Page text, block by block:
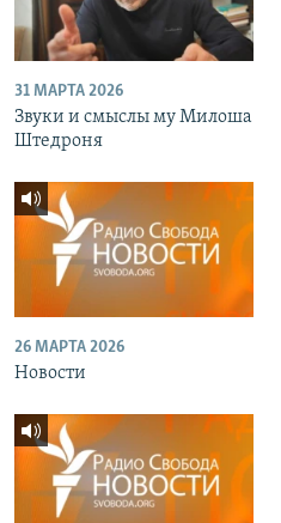
31 МАРТА 2026
Звуки и смыслы му Милоша
Штедроня
26 МАРТА 2026
Новости